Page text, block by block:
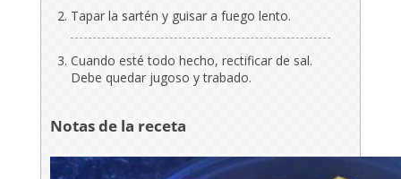
Tapar la sartén y guisar a fuego lento.
Cuando esté todo hecho, rectificar de sal.
Debe quedar jugoso y trabado.
Notas de la receta